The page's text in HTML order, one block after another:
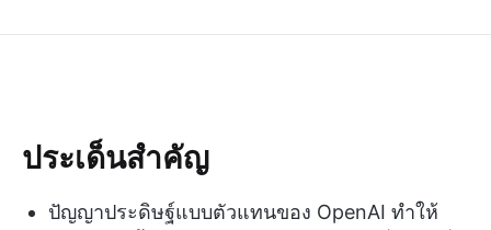
ประเด็นสำคัญ
ปัญญาประดิษฐ์แบบตัวแทนของ OpenAI ทำให้